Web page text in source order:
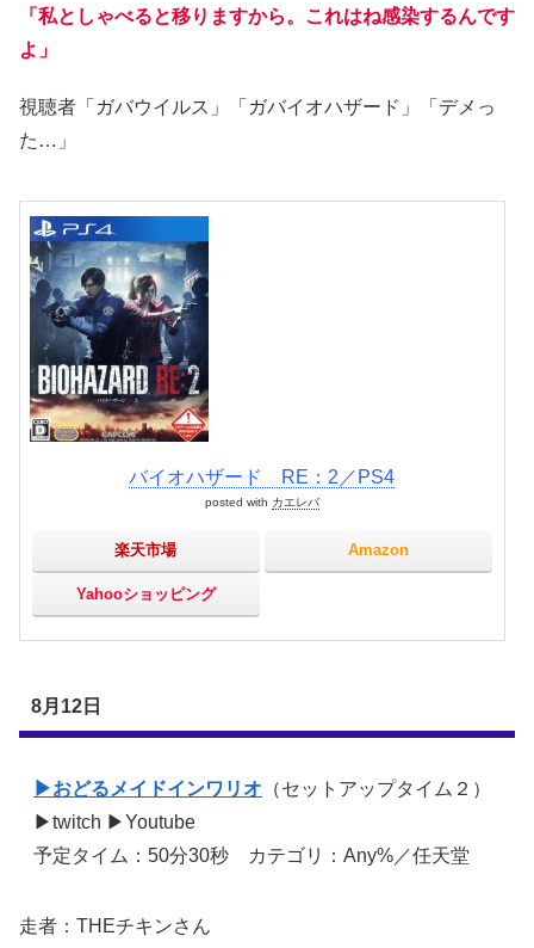
「私としゃべると移りますから。これはね感染するんです
よ」
視聴者「ガバウイルス」「ガバイオハザード」「デメっ
た…」
バイオハザード RE：2／PS4
posted with カエレバ
楽天市場 Amazon
Yahooショッピング
8月12日
▶おどるメイドインワリオ （セットアップタイム２）
▶twitch ▶Youtube
予定タイム：50分30秒 カテゴリ：Any%／任天堂
走者：THEチキンさん